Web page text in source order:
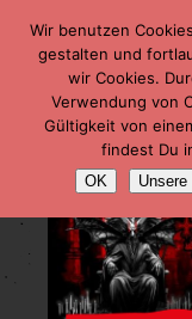
Wir benutzen
gestalten und
wir Cookies.
Verwendung von
Gültigkeit von
findest Du
OK